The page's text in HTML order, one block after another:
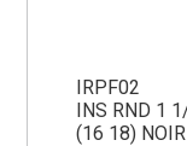
IRPF02
INS RND 1
(16 18) NOIR